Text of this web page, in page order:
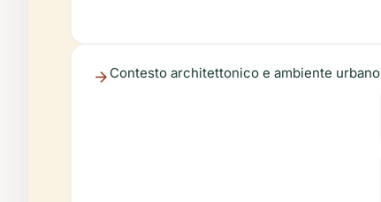
Contesto architettonico e ambiente urbano